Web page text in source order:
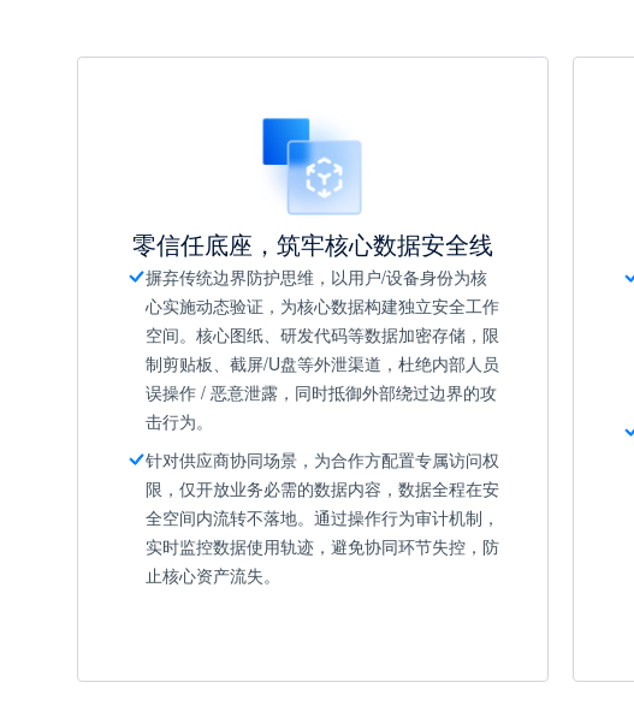
零信任底座，筑牢核心数据安全线
摒弃传统边界防护思维，以用户/设备身份为核
心实施动态验证，为核心数据构建独立安全工作
空间。核心图纸、研发代码等数据加密存储，限
制剪贴板、截屏/U盘等外泄渠道，杜绝内部人员
误操作 / 恶意泄露，同时抵御外部绕过边界的攻
击行为。
针对供应商协同场景，为合作方配置专属访问权
限，仅开放业务必需的数据内容，数据全程在安
全空间内流转不落地。通过操作行为审计机制，
实时监控数据使用轨迹，避免协同环节失控，防
止核心资产流失。